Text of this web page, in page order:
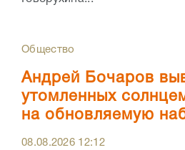
Общество
Андрей Бочаров
утомленных
на обновляемую
08.08.2026 12:12